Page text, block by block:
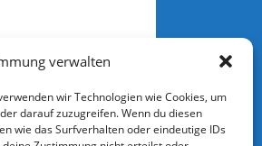
verwalten
wir Technologien wie Cookies, um
darauf zuzugreifen. Wenn du diesen
wie das Surfverhalten oder eindeutige IDs